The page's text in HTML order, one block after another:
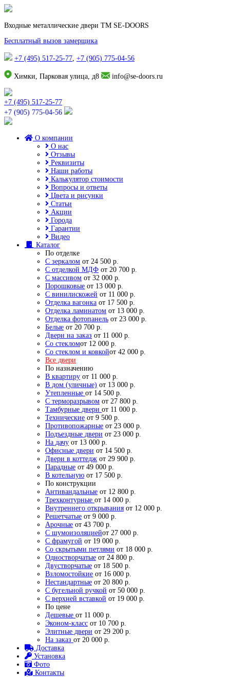
Входные металлические двери TM SE-DOORS
Бесплатный вызов замерщика
+7 (495) 517-25-77, +7 (905) 775-04-56
Химки, Парковая улица, д8 info@se-doors.ru
+7 (495) 517-25-77
+7 (905) 775-04-56
О компании
О нас
Отзывы
Реквизиты
Наши работы
Калькулятор стоимости
Вопросы и ответы
Цвета и рисунки
Статьи
Акции
Города
Гарантии
Видео
Каталог
По отделке
С зеркалом от 24 500 р.
С отделкой МДФ от 20 700 р.
С массивом от 32 000 р.
Порошковые от 13 000 р.
С винилискожей от 11 000 р.
Отделка вагонка от 17 500 р.
Отделка ламинатом от 13 000 р.
Отделка фотопанель от 23 000 р.
Белые от 20 700 р.
Двери на заказ от 11 000 р.
Со стекломот 12 000 р.
Со стеклом и ковкойот 42 000 р.
Все двери
По назначению
В квартиру от 11 000 р.
В дом (уличные) от 13 000 р.
Утепленные от 14 500 р.
С терморазрывом от 27 800 р.
Тамбурные двери от 11 000 р.
Технические от 9 500 р.
Противопожарные от 23 000 р.
Подъездные двери от 23 000 р.
На дачу от 13 000 р.
Офисные двери от 14 500 р.
Двери в коттедж от 29 900 р.
Парадные от 49 000 р.
В котельную от 17 500 р.
По конструкции
Антивандальные от 12 800 р.
Трехконтурные от 14 000 р.
Внутреннего открывания от 12 000 р.
Решетчатые от 9 000 р.
Арочные от 43 700 р.
С шумоизоляциейот 27 000 р.
С фрамугой от 19 000 р.
Со скрытыми петлями от 18 000 р.
Одностворчатые от 24 800 р.
Двустворчатые от 18 500 р.
Взломостойкие от 16 000 р.
Нестандартные от 20 800 р.
С бугельной ручкой от 50 000 р.
С верхней вставкой от 19 000 р.
По цене
Дешевые от 11 000 р.
Эконом-класс от 10 700 р.
Элитные двери от 29 200 р.
На заказ от 20 000 р.
Доставка
Установка
Фото
Контакты